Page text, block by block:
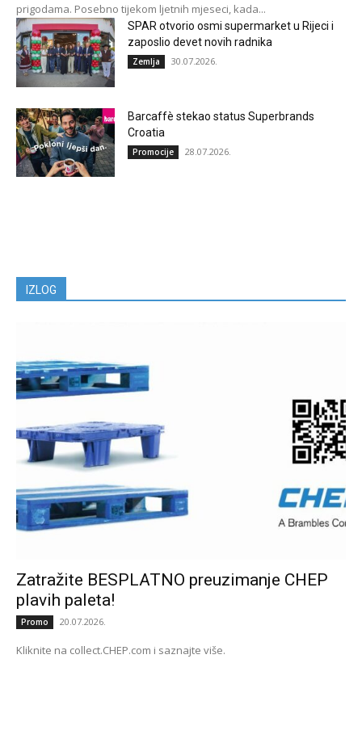
prigodama. Posebno tijekom ljetnih mjeseci, kada...
SPAR otvorio osmi supermarket u Rijeci i
zaposlio devet novih radnika
Zemlja 30.07.2026.
Barcaffè stekao status Superbrands
Croatia
Promocije 28.07.2026.
IZLOG
Zatražite BESPLATNO preuzimanje CHEP
plavih paleta!
Promo 20.07.2026.
Kliknite na collect.CHEP.com i saznajte više.